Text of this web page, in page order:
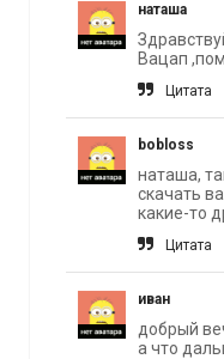
наташа
Вацап
Цитата
bobloss
наташа,
скачать
какие-то
Цитата
иван
добрый
а что